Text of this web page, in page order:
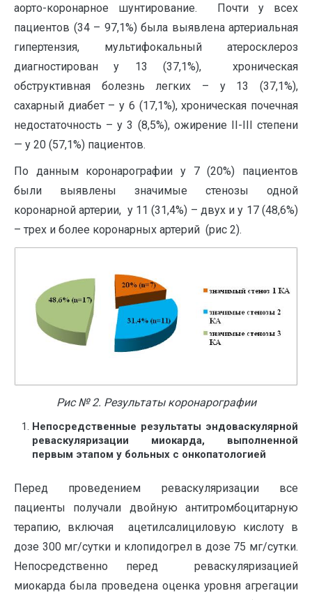
аорто-коронарное шунтирование. Почти у всех
пациентов (34 – 97,1%) была выявлена артериальная
гипертензия, мультифокальный атеросклероз
диагностирован у 13 (37,1%), хроническая
обструктивная болезнь легких – у 13 (37,1%),
сахарный диабет – у 6 (17,1%), хроническая почечная
недостаточность – у 3 (8,5%), ожирение II-III степени
— у 20 (57,1%) пациентов.
По данным коронарографии у 7 (20%) пациентов
были выявлены значимые стенозы одной
коронарной артерии, у 11 (31,4%) – двух и у 17 (48,6%)
– трех и более коронарных артерий (рис 2).
Рис № 2. Результаты коронарографии
Непосредственные результаты эндоваскулярной
реваскуляризации миокарда, выполненной
первым этапом у больных с онкопатологией
Перед проведением реваскуляризации все
пациенты получали двойную антитромбоцитарную
терапию, включая ацетилсалициловую кислоту в
дозе 300 мг/сутки и клопидогрел в дозе 75 мг/сутки.
Непосредственно перед реваскуляризацией
миокарда была проведена оценка уровня агрегации